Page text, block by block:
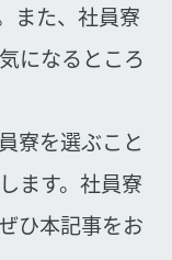
また、社員寮
になるところ
寮を選ぶこと
ます。社員寮
ひ本記事をお